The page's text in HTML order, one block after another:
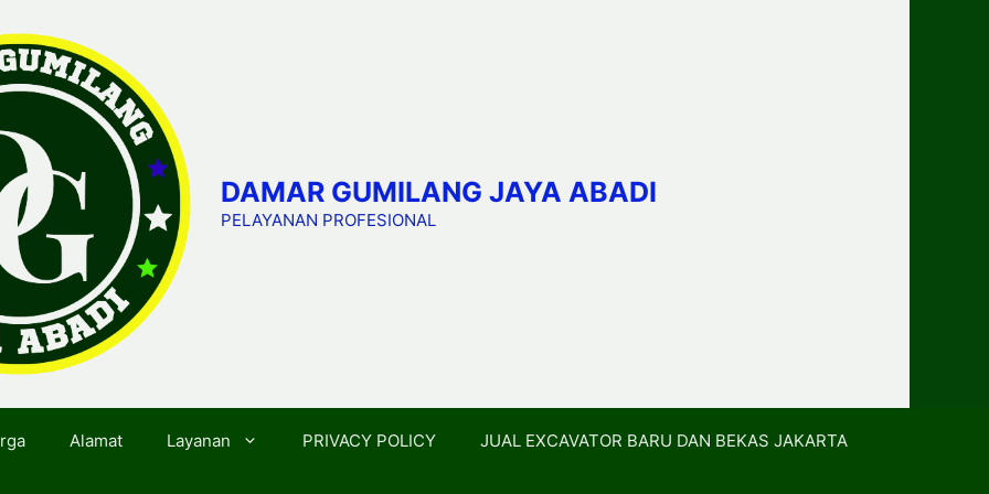
DAMAR GUMILANG JAYA ABADI
PELAYANAN PROFESIONAL
Alamat Layanan PRIVACY POLICY JUAL EXCAVATOR BARU DAN BEKAS JAKARTA